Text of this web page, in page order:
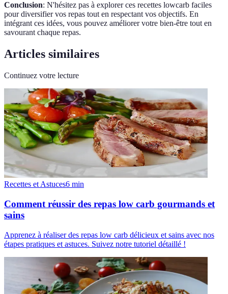
Conclusion: N'hésitez pas à explorer ces recettes lowcarb faciles
pour diversifier vos repas tout en respectant vos objectifs. En
intégrant ces idées, vous pouvez améliorer votre bien-être tout en
savourant chaque repas.
Articles similaires
Continuez votre lecture
Recettes et Astuces6 min
Comment réussir des repas low carb gourmands et
sains
Apprenez à réaliser des repas low carb délicieux et sains avec nos
étapes pratiques et astuces. Suivez notre tutoriel détaillé !